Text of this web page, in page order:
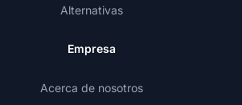
Alternativas
Empresa
Acerca de nosotros